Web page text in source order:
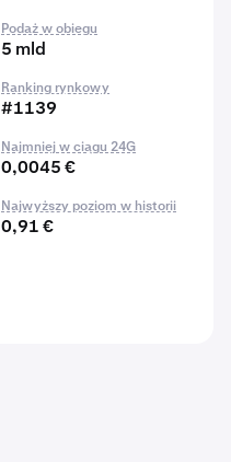
Podaż w obiegu
5 mld
Ranking rynkowy
#1139
Najmniej w ciągu 24G
0,0045 €
Najwyższy poziom w historii
0,91 €